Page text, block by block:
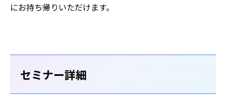
にお持ち帰りいただけます。
セミナー詳細